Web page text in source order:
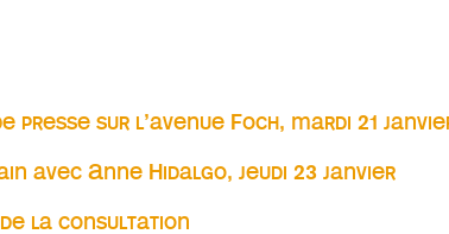
presse sur l’avenue Foch, mardi 21
avec Anne Hidalgo, jeudi 23 janvier
la consultation